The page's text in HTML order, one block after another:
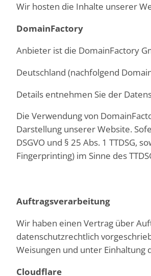
Wir hosten die Inhalte unserer
DomainFactory
Anbieter ist die DomainFactory
Deutschland (nachfolgend
Details entnehmen Sie der
Die Verwendung von
Darstellung unserer Website.
DSGVO und § 25 Abs. 1 TTDSG,
Fingerprinting) im Sinne des
Auftragsverarbeitung
Wir haben einen Vertrag über
datenschutzrechtlich
Weisungen und unter Einhaltung
Cloudflare